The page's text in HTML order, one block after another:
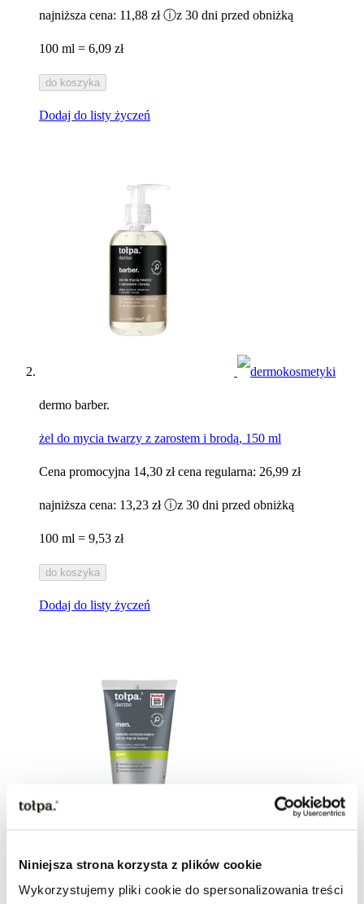
Niniejsza strona korzysta z plików cookie
Wykorzystujemy pliki cookie do spersonalizowania treści
najniższa cena: 11,88 zł ⓘz 30 dni przed obniżką
100 ml = 6,09 zł
do koszyka
Dodaj do listy życzeń
dermo barber.
żel do mycia twarzy z zarostem i brodą, 150 ml
Cena promocyjna 14,30 zł cena regularna: 26,99 zł
najniższa cena: 13,23 zł ⓘz 30 dni przed obniżką
100 ml = 9,53 zł
do koszyka
Dodaj do listy życzeń
dermo men.